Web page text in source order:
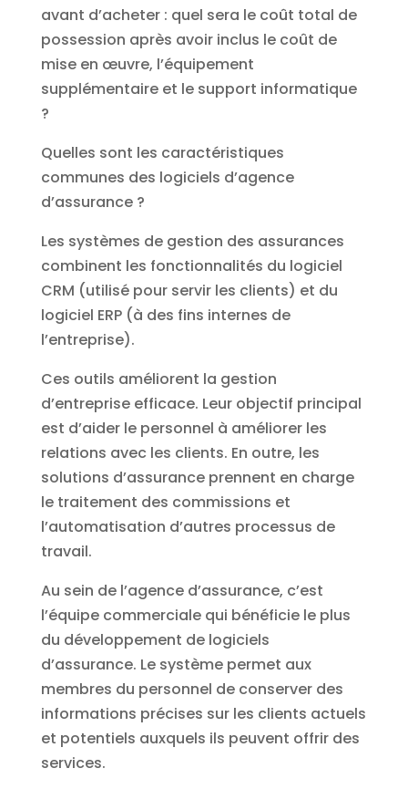
avant d’acheter : quel sera le coût total de
possession après avoir inclus le coût de
mise en œuvre, l’équipement
supplémentaire et le support informatique
?
Quelles sont les caractéristiques
communes des logiciels d’agence
d’assurance ?
Les systèmes de gestion des assurances
combinent les fonctionnalités du logiciel
CRM (utilisé pour servir les clients) et du
logiciel ERP (à des fins internes de
l’entreprise).
Ces outils améliorent la gestion
d’entreprise efficace. Leur objectif principal
est d’aider le personnel à améliorer les
relations avec les clients. En outre, les
solutions d’assurance prennent en charge
le traitement des commissions et
l’automatisation d’autres processus de
travail.
Au sein de l’agence d’assurance, c’est
l’équipe commerciale qui bénéficie le plus
du développement de logiciels
d’assurance. Le système permet aux
membres du personnel de conserver des
informations précises sur les clients actuels
et potentiels auxquels ils peuvent offrir des
services.